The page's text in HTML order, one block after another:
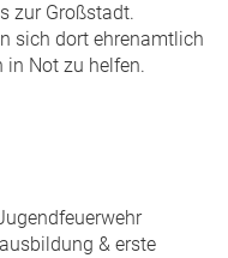
zur Großstadt.
sich dort ehrenamtlich
in Not zu helfen.
& erste